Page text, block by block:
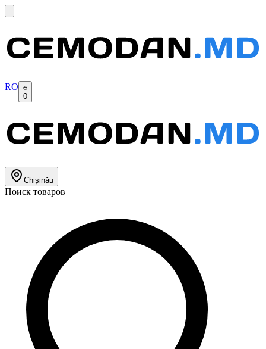
RO
0
Chișinău
Поиск товаров